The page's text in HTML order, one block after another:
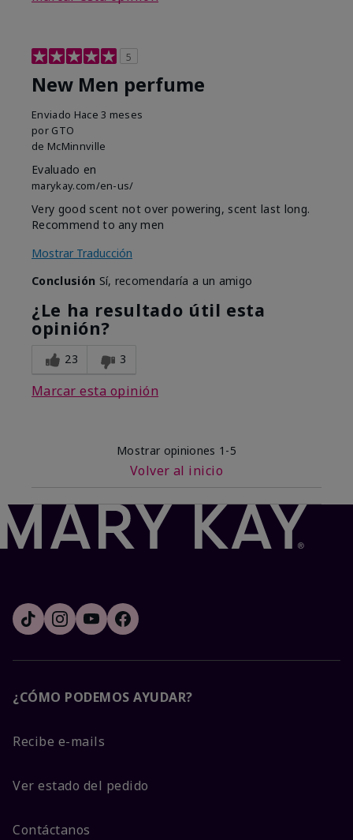
5
New Men perfume
Enviado Hace 3 meses
por GTO
de McMinnville
Evaluado en
marykay.com/en-us/
Very good scent not over powering, scent last long.
Recommend to any men
Mostrar Traducción
Conclusión Sí, recomendaría a un amigo
¿Le ha resultado útil esta
opinión?
23 3
Marcar esta opinión
Mostrar opiniones 1-5
Volver al inicio
¿CÓMO PODEMOS AYUDAR?
Recibe e-mails
Ver estado del pedido
Contáctanos